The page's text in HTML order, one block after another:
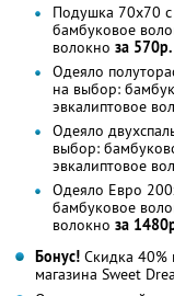
Подушка 70х70
бамбуковое
волокно за
Одеяло
на выбор:
эвкалиптовое
Одеяло
выбор:
эвкалиптовое
Одеяло Евро
бамбуковое
волокно за
Бонус! Скидка 40%
магазина Sweet